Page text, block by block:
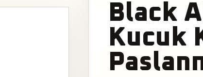
Black
Kucuk